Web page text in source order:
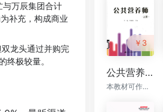
与万辰集团合计
补充，构成商业
龙头通过并购完
极较量。
￥3
公共营养师 上 PDF下载
本教材可作为高等院校和职业院校学生、医疗机构的医护人员和营养工作者以及社会人士学习营养学的专业教材